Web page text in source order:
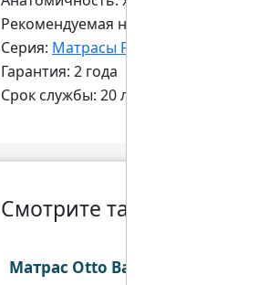
Рекомендуемая нагрузка на
Серия: Матрасы Future
Гарантия: 2 года
Срок службы: 20 лет
Смотрите также
Матрас Otto Bayer Future